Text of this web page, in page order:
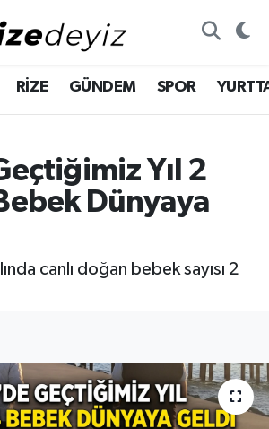
RİZE GÜNDEM SPOR
Yıl 2
Dünyaya
canlı doğan bebek sayısı 2
Haritası
Durumu ve Fikstür